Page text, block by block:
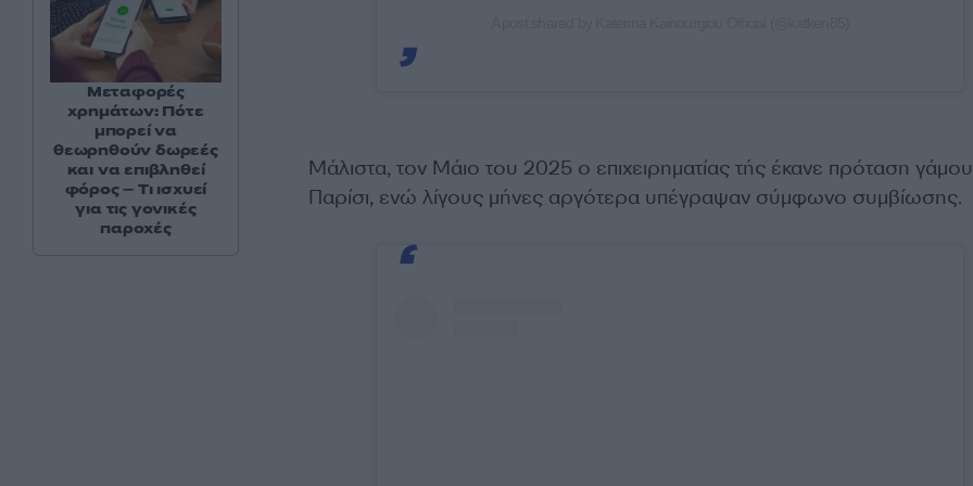
Μάλιστα, τον Μάιο του 2025 ο επιχειρηματίας τής έκανε πρόταση
Παρίσι, ενώ λίγους μήνες αργότερα υπέγραψαν σύμφωνο συμβίωσης.
Μεταφορές
χρημάτων: Πότε
μπορεί να
θεωρηθούν δωρεές
και να επιβληθεί
φόρος – Τι ισχυεί
για τις γονικές
παροχές